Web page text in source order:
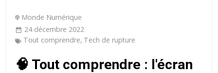
Monde Numérique
24 décembre 2022
Tout comprendre, Tech de rupture
🧠 Tout comprendre : l'écran